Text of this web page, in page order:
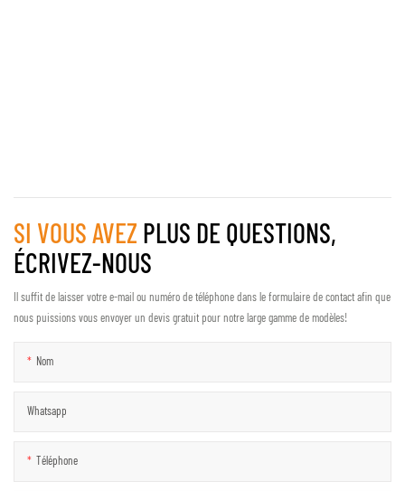
SI VOUS AVEZ PLUS DE QUESTIONS,
ÉCRIVEZ-NOUS
Il suffit de laisser votre e-mail ou numéro de téléphone dans le formulaire de contact afin que
nous puissions vous envoyer un devis gratuit pour notre large gamme de modèles!
Nom
Whatsapp
Téléphone